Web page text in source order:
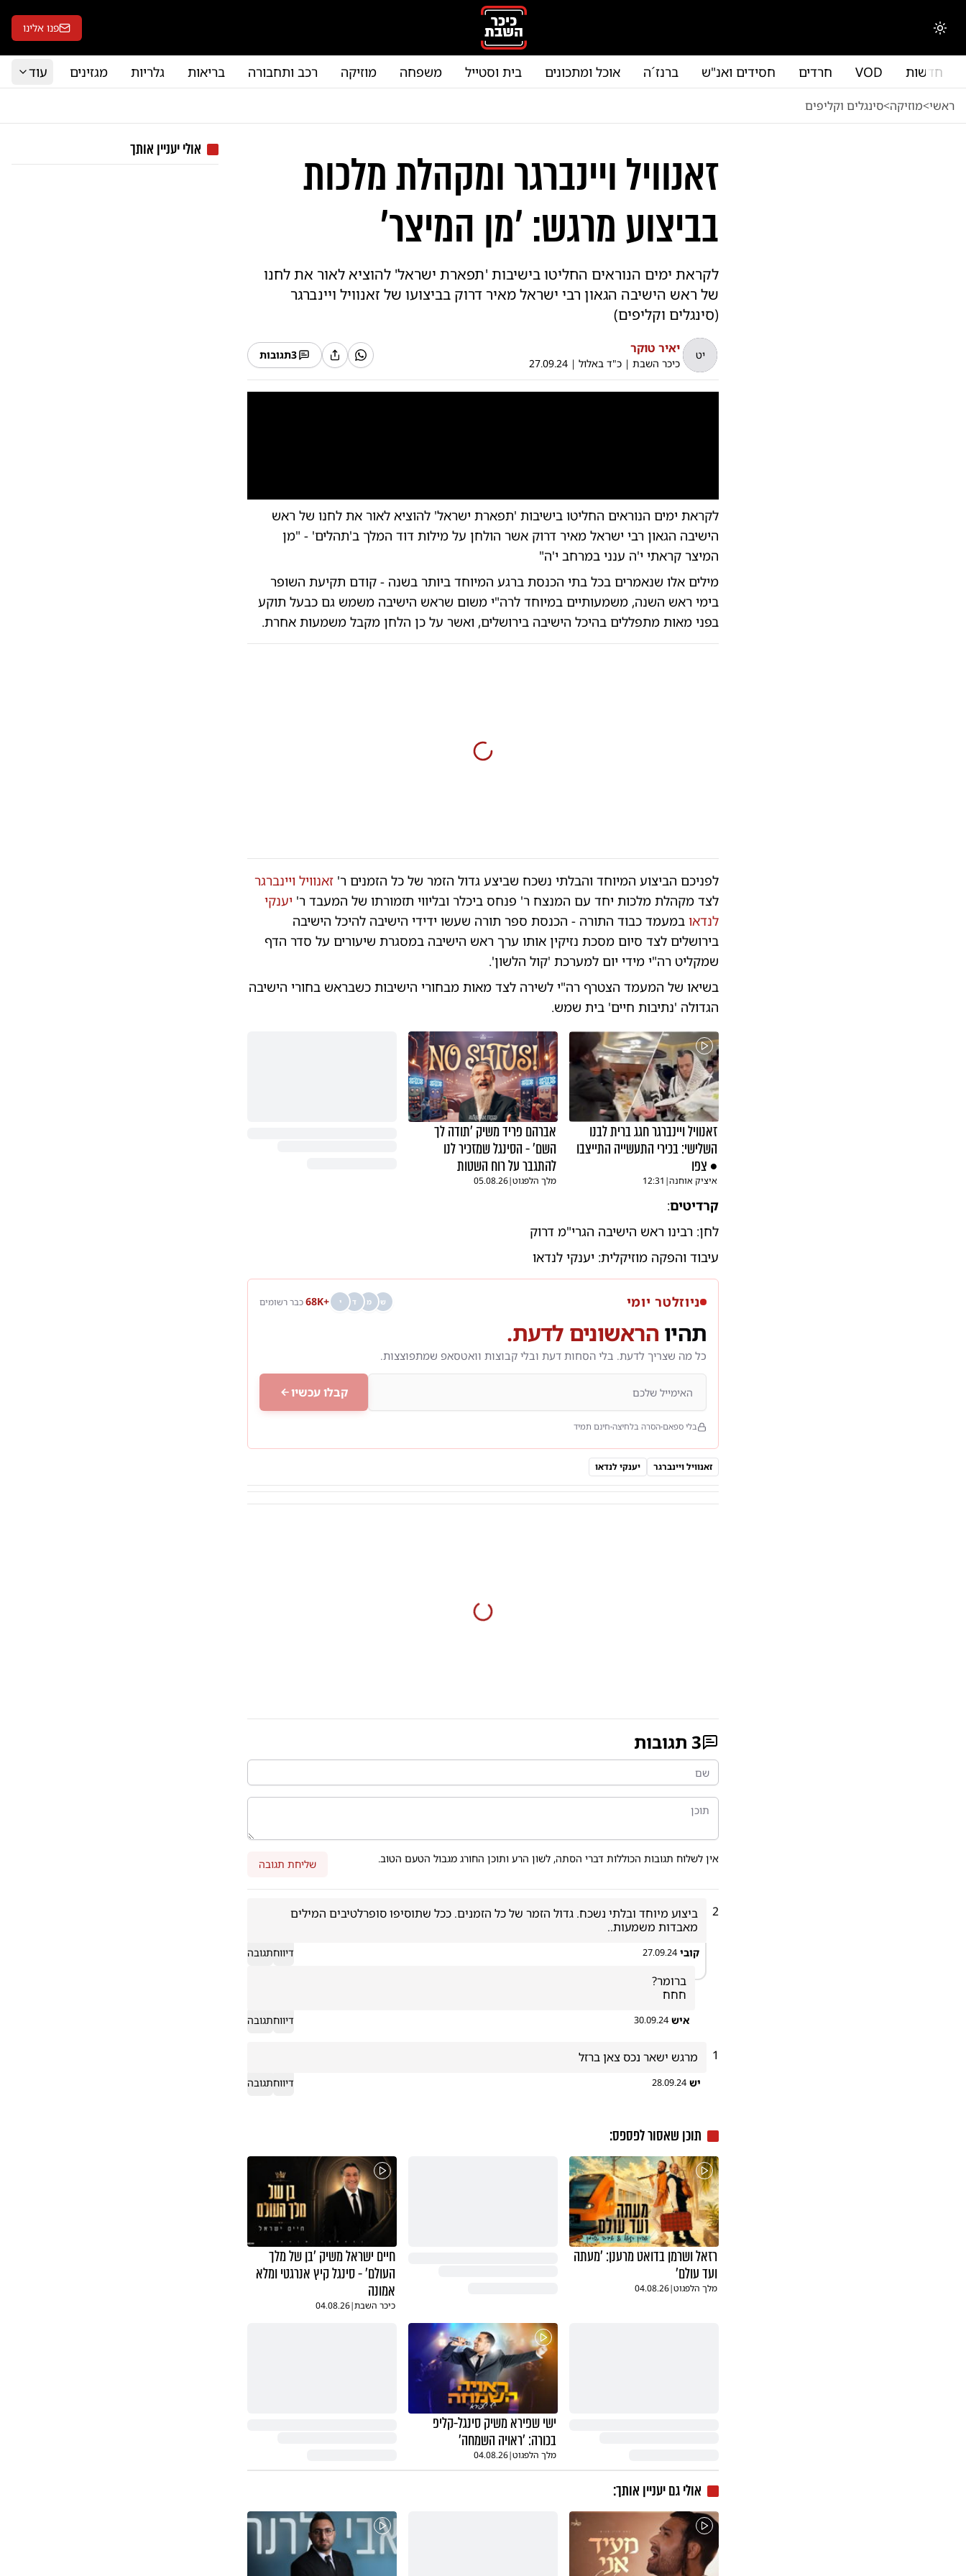
החלפת מצב תצוגה פנו אלינו
חדשות VOD חרדים חסידים ואנ"ש ברנז´ה אוכל ומתכונים בית וסטייל משפחה מוזיקה רכב ותחבורה בריאות גלריות מגזינים עוד
ראשי<מוזיקה<סינגלים וקליפים
זאנוויל ויינברגר ומקהלת מלכות
בביצוע מרגש: 'מן המיצר'
לקראת ימים הנוראים החליטו בישיבות 'תפארת ישראל' להוציא לאור את לחנו
של ראש הישיבה הגאון רבי ישראל מאיר דרוק בביצועו של זאנוויל ויינברגר
(סינגלים וקליפים)
יט יאיר טוקר
כיכר השבת| כ"ד באלול |
27.09.24
3תגובות
לקראת ימים הנוראים החליטו בישיבות 'תפארת ישראל' להוציא לאור את לחנו של ראש
הישיבה הגאון רבי ישראל מאיר דרוק אשר הולחן על מילות דוד המלך ב'תהלים' - "מן
המיצר קראתי י'ה ענני במרחב י'ה"
מילים אלו שנאמרים בכל בתי הכנסת ברגע המיוחד ביותר בשנה - קודם תקיעת השופר
בימי ראש השנה, משמעותיים במיוחד לרה"י משום שראש הישיבה משמש גם כבעל תוקע
בפני מאות מתפללים בהיכל הישיבה בירושלים, ואשר על כן הלחן מקבל משמעות אחרת.
לפניכם הביצוע המיוחד והבלתי נשכח שביצע גדול הזמר של כל הזמנים ר' זאנוויל ויינברגר
לצד מקהלת מלכות יחד עם המנצח ר' פנחס ביכלר ובליווי תזמורתו של המעבד ר' יענקי
לנדאובמעמד כבוד התורה - הכנסת ספר תורה שעשו ידידי הישיבה להיכל הישיבה
בירושלים לצד סיום מסכת נזיקין אותו ערך ראש הישיבה במסגרת שיעורים על סדר הדף
שמקליט רה"י מידי יום למערכת 'קול הלשון'.
בשיאו של המעמד הצטרף רה"י לשירה לצד מאות מבחורי הישיבות כשבראש בחורי הישיבה
הגדולה 'נתיבות חיים' בית שמש.
זאנוויל ויינברגר חגג ברית לבנו
השלישי: בכירי התעשייה התייצבו
• צפו
איציק אוחנה|
12:31
אברהם פריד משיק 'תודה לך
השם' - הסינגל שמזכיר לנו
להתגבר על רוח השטות
מלך הלפגוט|
05.08.26
קרדיטים:
לחן: רבינו ראש הישיבה הגרי"מ דרוק
עיבוד והפקה מוזיקלית: יענקי לנדאו
ניוזלטר יומי ש מ ד י +68K כבר רשומים
תהיו הראשונים לדעת.
כל מה שצריך לדעת. בלי הסחות דעת ובלי קבוצות וואטסאפ שמתפוצצות.
קבלו עכשיו
בלי ספאם הסרה בלחיצה חינם תמיד
זאנוויל ויינברגר יענקי לנדאו
3תגובות
אין לשלוח תגובות הכוללות דברי הסתה, לשון הרע ותוכן החורג מגבול הטעם הטוב. שליחת תגובה
2
ביצוע מיוחד ובלתי נשכח. גדול הזמר של כל הזמנים. ככל שתוסיפו סופרלטיבים המילים
מאבדות משמעות..
קובי 27.09.24 דיווחתגובה
ברומר?
חחח
איש 30.09.24 דיווחתגובה
1 מרגש ישאר נכס צאן ברזל
יש 28.09.24 דיווחתגובה
תוכן שאסור לפספס:
רזאל ושרמן בדואט מרענן: 'מעתה
ועד עולם'
מלך הלפגוט|
04.08.26
חיים ישראל משיק 'בן של מלך
העולם' - סינגל קיץ אנרגטי ומלא
אמונה
כיכר השבת|
04.08.26
ישי שפירא משיק סינגל-קליפ
בכורה: 'ראויה השמחה'
מלך הלפגוט|
04.08.26
אולי גם יעניין אותך:
אולי יעניין אותך